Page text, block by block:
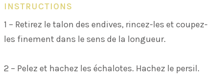
INSTRUCTIONS
1 – Retirez le talon des endives, rincez-les et coupez-
les finement dans le sens de la longueur.
2 – Pelez et hachez les échalotes. Hachez le persil.